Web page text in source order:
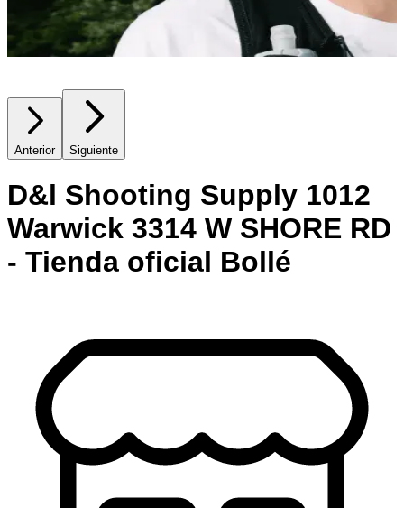
Anterior Siguiente
D&l Shooting Supply 1012
Warwick 3314 W SHORE RD
- Tienda oficial Bollé